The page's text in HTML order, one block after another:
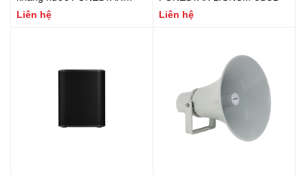
SONORA-5TN
Liên hệ
Liên hệ